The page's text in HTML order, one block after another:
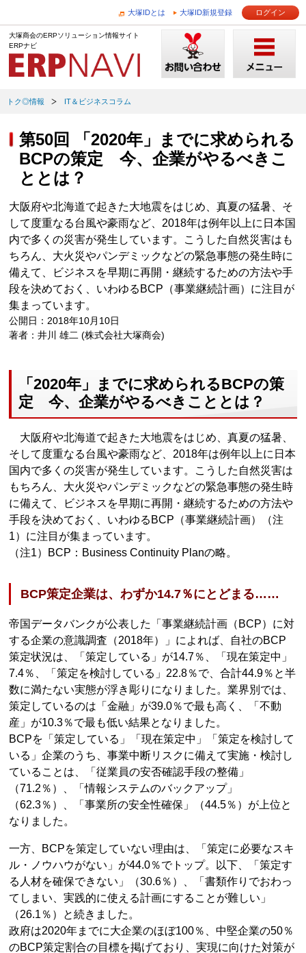
大塚IDとは 大塚ID新規登録 ログイン
大塚商会のERPソリューション情報サイト
ERPナビ
トク◎情報 IT＆ビジネスコラム
第50回 「2020年」までに求められる
BCPの策定 今、企業がやるべきこ
ととは？
大阪府や北海道で起きた大地震をはじめ、真夏の猛暑、そ
して度重なる台風や豪雨など、2018年は例年以上に日本国
内で多くの災害が発生しています。こうした自然災害はも
ちろん、大火災やパンデミックなどの緊急事態の発生時に
備えて、ビジネスを早期に再開・継続するための方法や手
段を決めておく、いわゆるBCP（事業継続計画）に注目が
集まっています。
公開日：2018年10月10日
著者：井川 雄二 (株式会社大塚商会)
「2020年」までに求められるBCPの策
定 今、企業がやるべきこととは？
大阪府や北海道で起きた大地震をはじめ、真夏の猛暑、
そして度重なる台風や豪雨など、2018年は例年以上に日本
国内で多くの災害が発生しています。こうした自然災害は
もちろん、大火災やパンデミックなどの緊急事態の発生時
に備えて、ビジネスを早期に再開・継続するための方法や
手段を決めておく、いわゆるBCP（事業継続計画）（注
1）に注目が集まっています。
（注1）BCP：Business Continuity Planの略。
BCP策定企業は、わずか14.7％にとどまる……
帝国データバンクが公表した「事業継続計画（BCP）に対
する企業の意識調査（2018年）」によれば、自社のBCP
策定状況は、「策定している」が14.7％、「現在策定中」
7.4％、「策定を検討している」22.8％で、合計44.9％と半
数に満たない実態が浮き彫りになりました。業界別では、
策定しているのは「金融」が39.0％で最も高く、「不動
産」が10.3％で最も低い結果となりました。
BCPを「策定している」「現在策定中」「策定を検討して
いる」企業のうち、事業中断リスクに備えて実施・検討し
ていることは、「従業員の安否確認手段の整備」
（71.2％）、「情報システムのバックアップ」
（62.3％）、「事業所の安全性確保」（44.5％）が上位と
なりました。
一方、BCPを策定していない理由は、「策定に必要なスキ
ル・ノウハウがない」が44.0％でトップ。以下、「策定す
る人材を確保できない」（30.6％）、「書類作りでおわっ
てしまい、実践的に使える計画にすることが難しい」
（26.1％）と続きました。
政府は2020年までに大企業のほぼ100％、中堅企業の50％
のBCP策定割合の目標を掲げており、実現に向けた対策が